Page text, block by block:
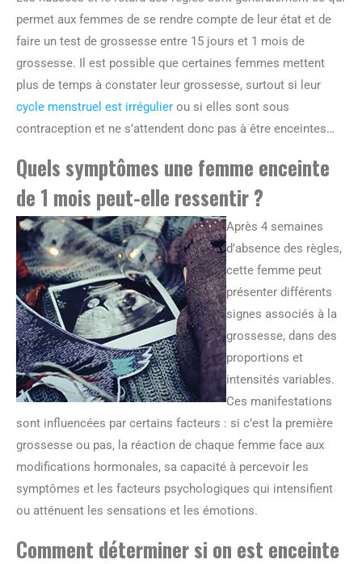
permet aux femmes de se rendre compte de leur état et de
faire un test de grossesse entre 15 jours et 1 mois de
grossesse. Il est possible que certaines femmes mettent
plus de temps à constater leur grossesse, surtout si leur
cycle menstruel est irrégulier ou si elles sont sous
contraception et ne s’attendent donc pas à être enceintes…
Quels symptômes une femme enceinte
de 1 mois peut-elle ressentir ?
Après 4 semaines
d’absence des règles,
cette femme peut
présenter différents
signes associés à la
grossesse, dans des
proportions et
intensités variables.
Ces manifestations
sont influencées par certains facteurs : si c’est la première
grossesse ou pas, la réaction de chaque femme face aux
modifications hormonales, sa capacité à percevoir les
symptômes et les facteurs psychologiques qui intensifient
ou atténuent les sensations et les émotions.
Comment déterminer si on est enceinte